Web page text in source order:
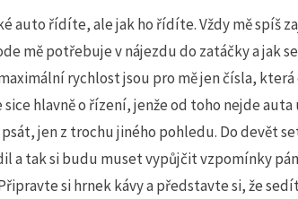
auto řídíte, ale jak ho řídíte. Vždy mě spíš
mě potřebuje v nájezdu do zatáčky a jak
rychlost jsou pro mě jen čísla,
sice hlavně o řízení, jenže od toho nejde
jen z trochu jiného pohledu. Do devět
a tak si budu muset vypůjčit vzpomínky
si hrnek kávy a představte si, že